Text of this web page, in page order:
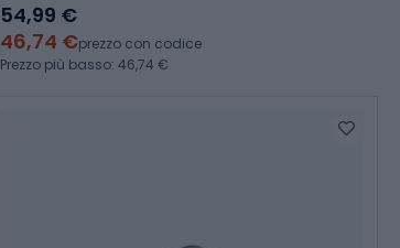
54,99 €
46,74 €prezzo con codice
Prezzo più basso: 46,74 €